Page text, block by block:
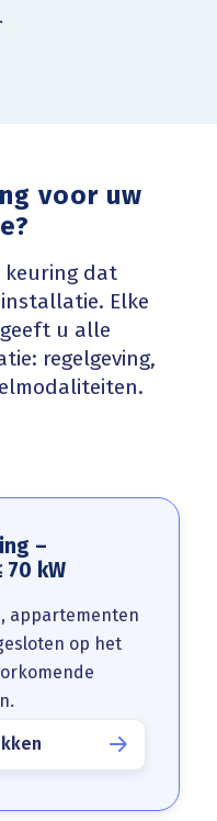
voor uw
keuring dat
Elke
u alle
regelgeving,
–
kW
appartementen
op het